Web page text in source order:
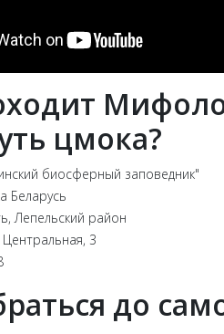
цмока?
биосферный заповедник"
Беларусь
Лепельский район
3
до